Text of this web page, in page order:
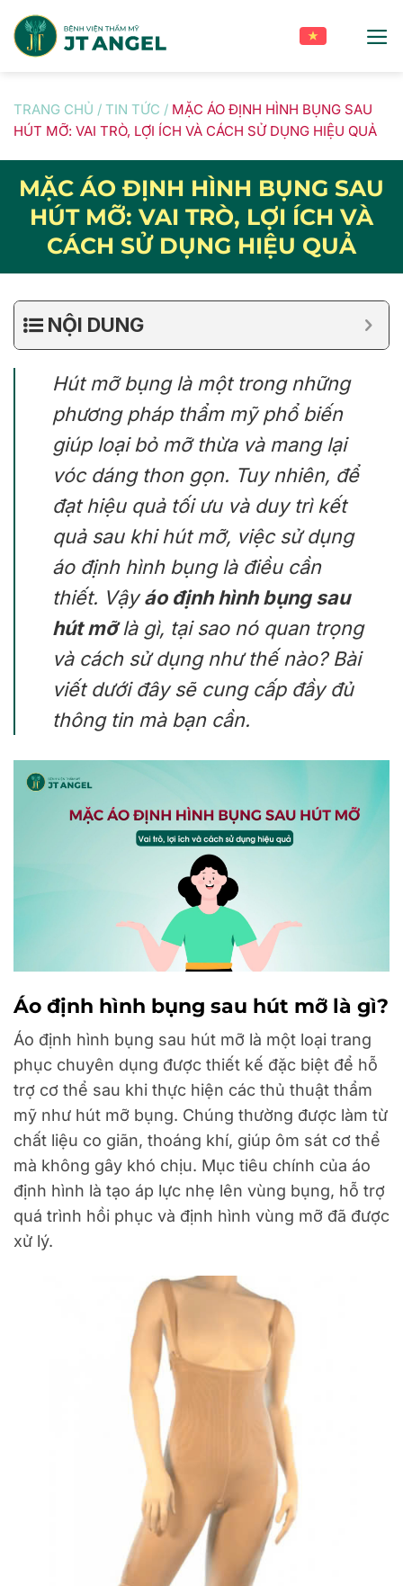
content
TRANG CHỦ / TIN TỨC / MẶC ÁO ĐỊNH HÌNH BỤNG SAU
HÚT MỠ: VAI TRÒ, LỢI ÍCH VÀ CÁCH SỬ DỤNG HIỆU QUẢ
MẶC ÁO ĐỊNH HÌNH BỤNG SAU
HÚT MỠ: VAI TRÒ, LỢI ÍCH VÀ
CÁCH SỬ DỤNG HIỆU QUẢ
NỘI DUNG
Hút mỡ bụng là một trong những
phương pháp thẩm mỹ phổ biến
giúp loại bỏ mỡ thừa và mang lại
vóc dáng thon gọn. Tuy nhiên, để
đạt hiệu quả tối ưu và duy trì kết
quả sau khi hút mỡ, việc sử dụng
áo định hình bụng là điều cần
thiết. Vậyáo định hình bụng sau
hút mỡlà gì, tại sao nó quan trọng
và cách sử dụng như thế nào? Bài
viết dưới đây sẽ cung cấp đầy đủ
thông tin mà bạn cần.
Áo định hình bụng sau hút mỡ là gì?
Áo định hình bụng sau hút mỡ là một loại trang
phục chuyên dụng được thiết kế đặc biệt để hỗ
trợ cơ thể sau khi thực hiện các thủ thuật thẩm
mỹ như hút mỡ bụng. Chúng thường được làm từ
chất liệu co giãn, thoáng khí, giúp ôm sát cơ thể
mà không gây khó chịu. Mục tiêu chính của áo
định hình là tạo áp lực nhẹ lên vùng bụng, hỗ trợ
quá trình hồi phục và định hình vùng mỡ đã được
xử lý.